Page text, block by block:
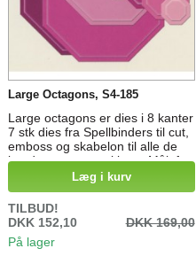
Large Octagons, S4-185
Large octagons er dies i 8 kanter
7 stk dies fra Spellbinders til cut,
emboss og skabelon til alle de
kendte stansemaskiner. Mål: fra
2 x 2 cm til 9,5 x 9,5 cm
Læg i kurv
TILBUD!
DKK 152,10
DKK 169,00
På lager